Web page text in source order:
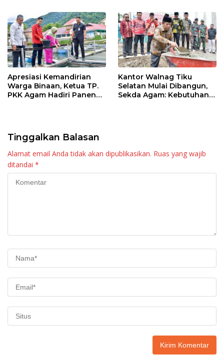
Apresiasi Kemandirian
Warga Binaan, Ketua TP.
PKK Agam Hadiri Panen
Kantor Walnag Tiku
Selatan Mulai Dibangun,
Sekda Agam: Kebutuhan
Tinggalkan Balasan
Alamat email Anda tidak akan dipublikasikan. Ruas yang wajib
ditandai *